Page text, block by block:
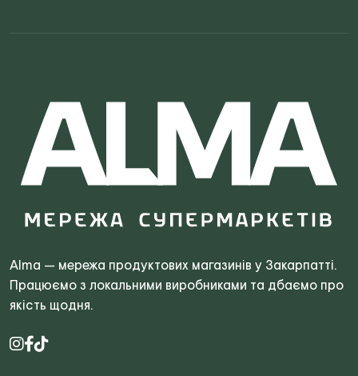
Alma — мережа продуктових магазинів у Закарпатті.
Працюємо з локальними виробниками та дбаємо про
якість щодня.